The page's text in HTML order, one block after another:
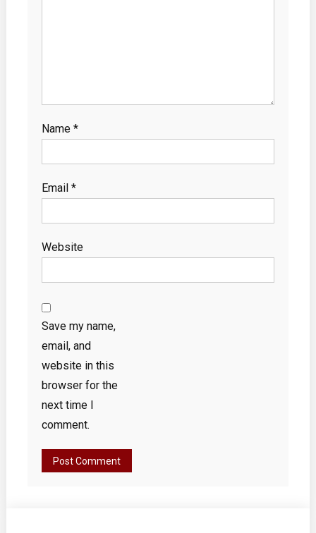
Name *
Email *
Website
Save my name,
email, and
website in this
browser for the
next time I
comment.